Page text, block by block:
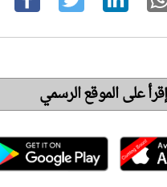
إقرأ على الموقع الرسمي